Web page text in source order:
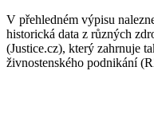
V přehledném výpisu
historická data z různých
(Justice.cz), který zahrnuje
živnostenského podnikání